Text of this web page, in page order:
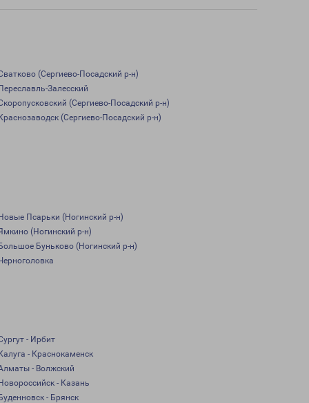
(Сергиево-Посадский р-н)
Залесский
(Сергиево-Посадский р-н)
(Сергиево-Посадский р-н)
Псарьки (Ногинский р-н)
(Ногинский р-н)
Буньково (Ногинский р-н)
- Ирбит
- Краснокаменск
- Волжский
- Казань
- Брянск